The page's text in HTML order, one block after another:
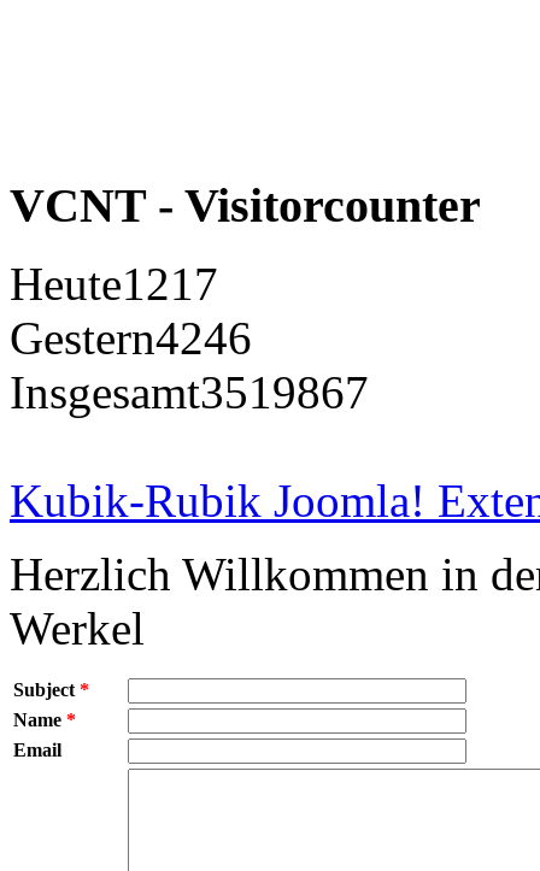
VCNT - Visitorcounter
Heute1217
Gestern4246
Insgesamt3519867
Kubik-Rubik Joomla!
Herzlich Willkommen in
Werkel
Subject *
Name *
Email